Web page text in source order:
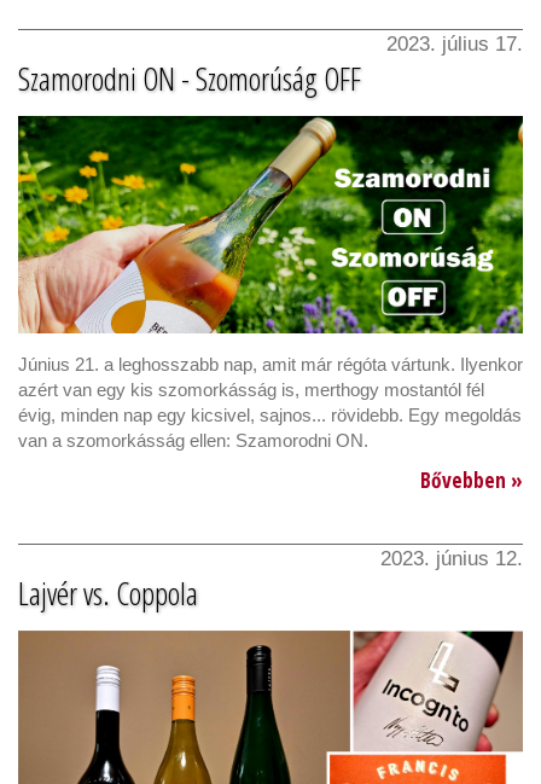
2023. július 17.
Szamorodni ON - Szomorúság OFF
Június 21. a leghosszabb nap, amit már régóta vártunk. Ilyenkor
azért van egy kis szomorkásság is, merthogy mostantól fél
évig, minden nap egy kicsivel, sajnos... rövidebb. Egy megoldás
van a szomorkásság ellen: Szamorodni ON.
Bővebben »
2023. június 12.
Lajvér vs. Coppola